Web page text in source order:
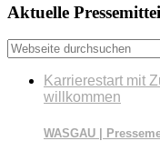
Seitenspalte
Aktuelle
Webseite
durchsuchen
Karrierestart mit
willkommen
WASGAU |